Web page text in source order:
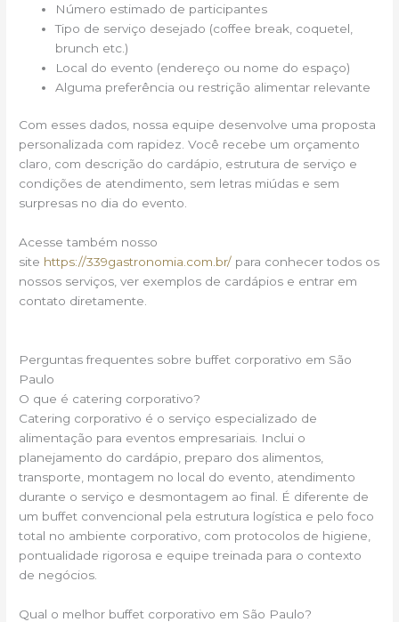
Número estimado de participantes
Tipo de serviço desejado (coffee break, coquetel,
brunch etc.)
Local do evento (endereço ou nome do espaço)
Alguma preferência ou restrição alimentar relevante
Com esses dados, nossa equipe desenvolve uma proposta
personalizada com rapidez. Você recebe um orçamento
claro, com descrição do cardápio, estrutura de serviço e
condições de atendimento, sem letras miúdas e sem
surpresas no dia do evento.
Acesse também nosso
site https://339gastronomia.com.br/ para conhecer todos os
nossos serviços, ver exemplos de cardápios e entrar em
contato diretamente.
Perguntas frequentes sobre buffet corporativo em São
Paulo
O que é catering corporativo?
Catering corporativo é o serviço especializado de
alimentação para eventos empresariais. Inclui o
planejamento do cardápio, preparo dos alimentos,
transporte, montagem no local do evento, atendimento
durante o serviço e desmontagem ao final. É diferente de
um buffet convencional pela estrutura logística e pelo foco
total no ambiente corporativo, com protocolos de higiene,
pontualidade rigorosa e equipe treinada para o contexto
de negócios.
Qual o melhor buffet corporativo em São Paulo?